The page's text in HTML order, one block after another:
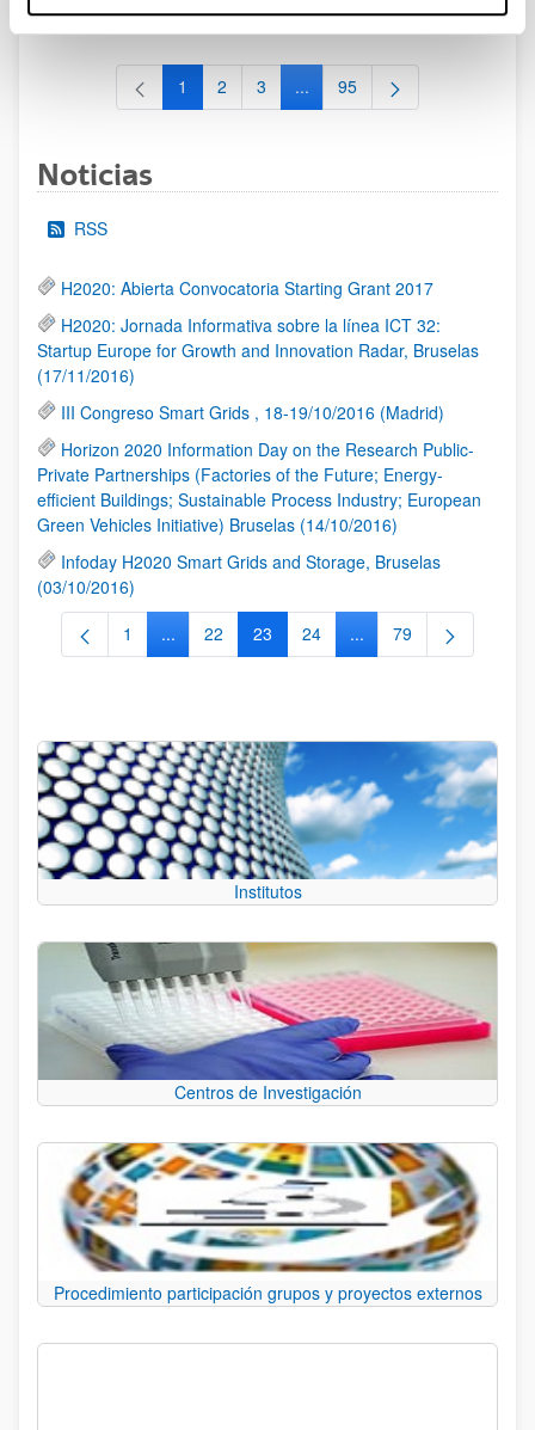
Página
1 Página
2 Página
3 ...Páginas intermedias Use TAB
Página
95
Noticias
RSS
H2020: Abierta Convocatoria Starting Grant 2017
H2020: Jornada Informativa sobre la línea ICT 32:
Startup Europe for Growth and Innovation Radar, Bruselas
(17/11/2016)
III Congreso Smart Grids , 18-19/10/2016 (Madrid)
Horizon 2020 Information Day on the Research Public-
Private Partnerships (Factories of the Future; Energy-
efficient Buildings; Sustainable Process Industry; European
Green Vehicles Initiative) Bruselas (14/10/2016)
Infoday H2020 Smart Grids and Storage, Bruselas
(03/10/2016)
Página
1 ...Páginas intermedias Use TAB para desplazarse.
Página
22 Página
23 Página
24 ...Páginas intermedias
Página
79
Institutos
Centros de Investigación
Procedimiento participación grupos y proyectos externos